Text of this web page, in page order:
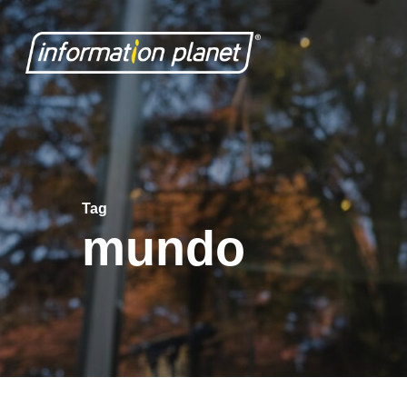
Skip
to
main
content
Tag
mundo